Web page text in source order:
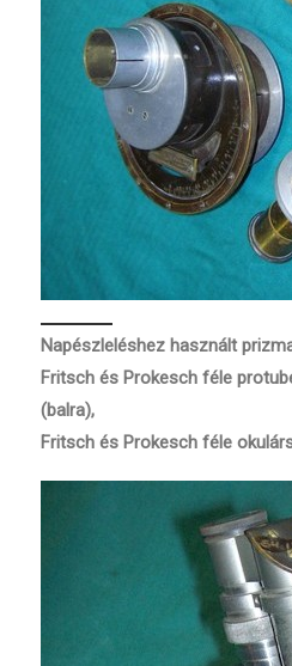
Napészleléshez használt
Fritsch és Prokesch féle
(balra),
Fritsch és Prokesch féle